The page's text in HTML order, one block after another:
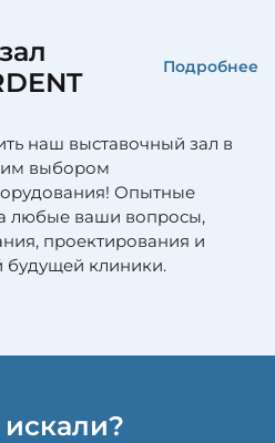
Подробнее
наш выставочный зал в
выбором
Опытные
любые ваши вопросы,
проектирования и
клиники.